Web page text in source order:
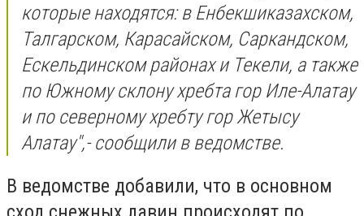
которые находятся: в Енбекшиказахском,
Талгарском, Карасайском, Саркандском,
Ескельдинском районах и Текели, а также
по Южному склону хребта гор Иле-Алатау
и по северному хребту гор Жетысу
Алатау",- сообщили в ведомстве.
В ведомстве добавили, что в основном